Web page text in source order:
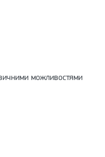
можливостями